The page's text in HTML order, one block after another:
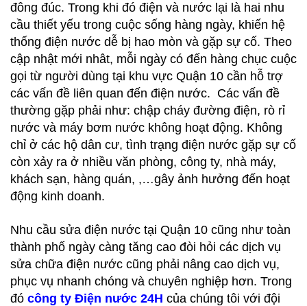
đông đúc. Trong khi đó điện và nước lại là hai nhu
cầu thiết yếu trong cuộc sống hàng ngày, khiến hệ
thống điện nước dễ bị hao mòn và gặp sự cố. Theo
cập nhật mới nhât, mỗi ngày có đến hàng chục cuộc
gọi từ người dùng tại khu vực Quận 10 cần hỗ trợ
các vấn đề liên quan đến điện nước. Các vấn đề
thường gặp phải như: chập cháy đường điện, rò rỉ
nước và máy bơm nước không hoạt động. Không
chỉ ở các hộ dân cư, tình trạng điện nước gặp sự cố
còn xảy ra ở nhiều văn phòng, công ty, nhà máy,
khách sạn, hàng quán, ,…gây ảnh hưởng đến hoạt
động kinh doanh.
Nhu cầu sửa điện nước tại Quận 10 cũng như toàn
thành phố ngày càng tăng cao đòi hỏi các dịch vụ
sửa chữa điện nước cũng phải nâng cao dịch vụ,
phục vụ nhanh chóng và chuyên nghiệp hơn. Trong
đó công ty Điện nước 24H của chúng tôi với đội